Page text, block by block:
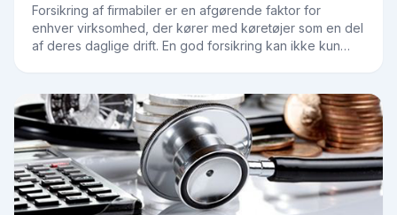
Forsikring af firmabiler er en afgørende faktor for
enhver virksomhed, der kører med køretøjer som en del
af deres daglige drift. En god forsikring kan ikke kun